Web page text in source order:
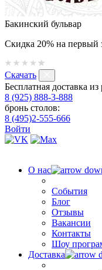
Бакинский бульвар
Скидка 20% на первый
Скачать
Бесплатная доставка из
8 (925) 888-3-888
бронь столов:
8 (495)2-555-666
Войти
О нас
События
Блог
Отзывы
Вакансии
Контакты
Шоу
Доставка